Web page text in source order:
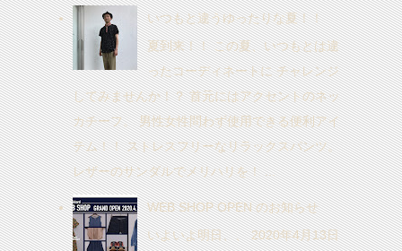
いつもと違うゆったりな夏！！
夏到来！！ この夏、いつもとは違
ったコーディネートに チャレンジ
してみませんか！？ 首元にはアクセントのネッ
カチーフ。 男性女性問わず使用できる便利アイ
テム！！ ストレスフリーなリラックスパンツ。
レザーのサンダルでメリハリを！ ...
WEB SHOP OPEN のお知らせ
いよいよ明日、、 2020年4月13日